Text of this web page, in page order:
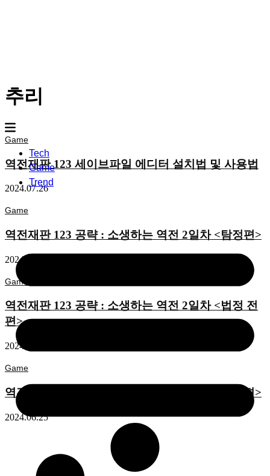
Tech
Game
Trend
추리
Game
역전재판 123 세이브파일 에디터 설치법 및 사용법
2024.07.26
Game
역전재판 123 공략 : 소생하는 역전 2일차 <탐정편>
2024.07.02
Game
역전재판 123 공략 : 소생하는 역전 2일차 <법정 전
편>
2024.06.27
Game
역전재판 123 공략 : 소생하는 역전 1일차 <탐정편>
2024.06.25